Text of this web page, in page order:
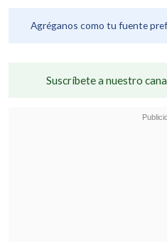
Agréganos como tu fuente
Suscríbete a nuestro